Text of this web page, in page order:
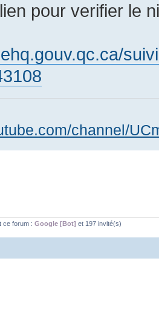
pour verifier le
channel/
ce forum : Google [Bot] et 197 invité(s)